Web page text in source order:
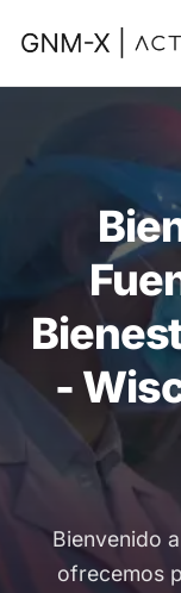
-
Bienvenido
ofrecemos